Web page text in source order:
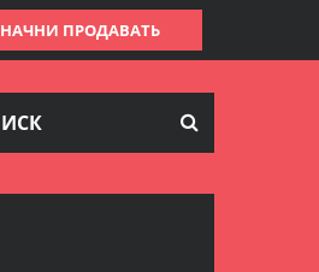
НАЧНИ ПРОДАВАТЬ